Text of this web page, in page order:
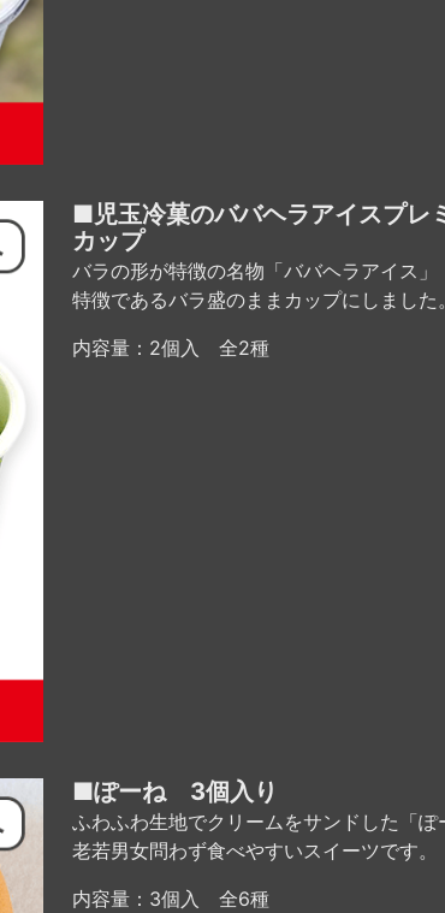
■児玉冷菓のババヘラアイスプレ
カップ
バラの形が特徴の名物「ババヘラアイス」
特徴であるバラ盛のままカップにしました
内容量：2個入 全2種
■ぽーね 3個入り
ふわふわ生地でクリームをサンドした「ぽ
老若男女問わず食べやすいスイーツです。
内容量：3個入 全6種